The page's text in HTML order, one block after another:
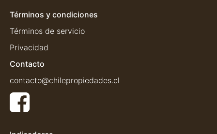
Términos y condiciones
Términos de servicio
Privacidad
Contacto
contacto@chilepropiedades.cl